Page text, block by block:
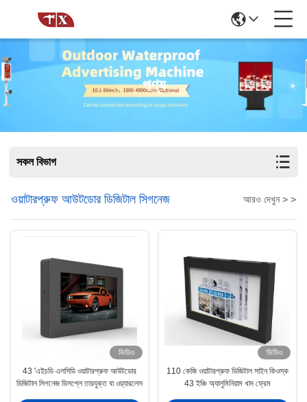
পণ্য
সকল বিভাগ
ওয়াটারপ্রুফ আউটডোর ডিজিটাল সিগনেজ আরও দেখুন > >
ভিডিও
43 'এইচডি এলসিডি ওয়াটারপ্রুফ আউটডোর
ডিজিটাল সিগনেজ ডিসপ্লে তারযুক্ত বা ওয়্যারলেস
ভিডিও
110 কেজি ওয়াটারপ্রুফ ডিজিটাল সাইন কিওস্ক
43 ইঞ্চি অ্যালুমিনিয়াম খাদ ফ্রেম